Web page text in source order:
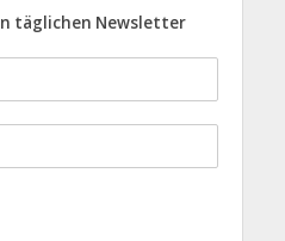
täglichen Newsletter